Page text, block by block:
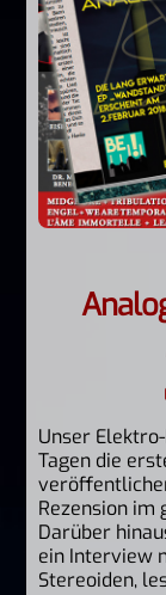
Unser
Tagen die
Rezension im
Darüber
ein Interview
Stereoiden,